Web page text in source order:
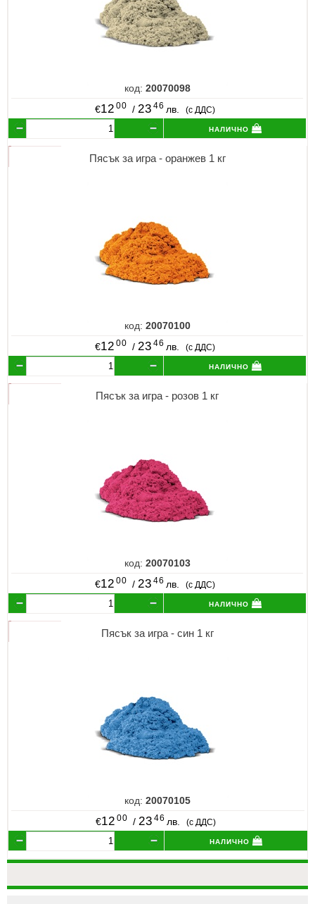
код: 20070098
€12 00 / 23 46 лв. (с ДДС)
налично
Пясък за игра - оранжев 1 кг
код: 20070100
€12 00 / 23 46 лв. (с ДДС)
налично
Пясък за игра - розов 1 кг
код: 20070103
€12 00 / 23 46 лв. (с ДДС)
налично
Пясък за игра - син 1 кг
код:20070105
€12 00 / 23 46 лв. (с ДДС)
налично